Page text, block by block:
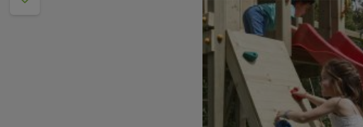
Bildergalerie überspringen